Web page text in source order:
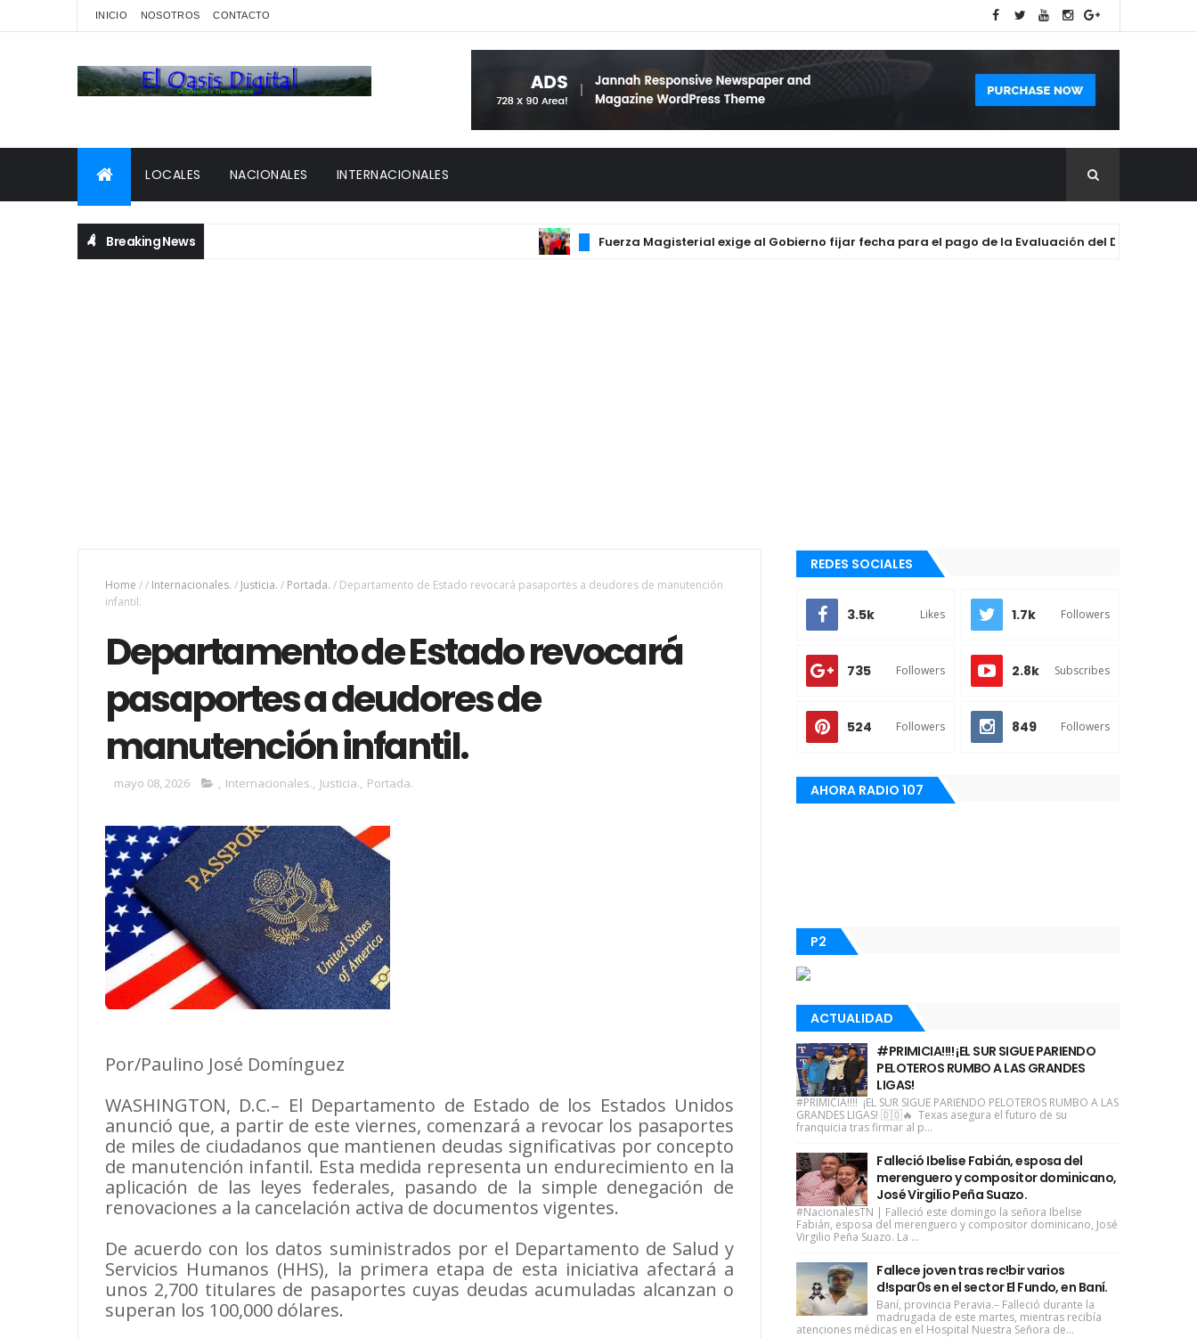
INICIO NOSOTROS CONTACTO
LOCALES NACIONALES INTERNACIONALES
Breaking News Fuerza Magisterial exige al Gobierno fijar fecha para el pago de la Evaluación del Desempeño
Home // Internacionales. / Justicia. / Portada. / Departamento de Estado revocará pasaportes a deudores de manutención
infantil.
Departamento de Estado revocará
pasaportes a deudores de
manutención infantil.
mayo 08, 2026 , Internacionales., Justicia., Portada.
Por/Paulino José Domínguez
WASHINGTON, D.C.– El Departamento de Estado de los Estados Unidos
anunció que, a partir de este viernes, comenzará a revocar los pasaportes
de miles de ciudadanos que mantienen deudas significativas por concepto
de manutención infantil. Esta medida representa un endurecimiento en la
aplicación de las leyes federales, pasando de la simple denegación de
renovaciones a la cancelación activa de documentos vigentes.
De acuerdo con los datos suministrados por el Departamento de Salud y
Servicios Humanos (HHS), la primera etapa de esta iniciativa afectará a
unos 2,700 titulares de pasaportes cuyas deudas acumuladas alcanzan o
superan los 100,000 dólares.
REDES SOCIALES
3.5k Likes 1.7k Followers
735 Followers 2.8k Subscribes
524 Followers 849 Followers
AHORA RADIO 107
P2
ACTUALIDAD
#PRIMICIA!!!! ¡EL SUR SIGUE PARIENDO
PELOTEROS RUMBO A LAS GRANDES
LIGAS!
#PRIMICIA!!!! ¡EL SUR SIGUE PARIENDO PELOTEROS RUMBO A LAS
GRANDES LIGAS! 🇩🇴🔥 Texas asegura el futuro de su
franquicia tras firmar al p...
Falleció Ibelise Fabián, esposa del
merenguero y compositor dominicano,
José Virgilio Peña Suazo.
#NacionalesTN | Falleció este domingo la señora Ibelise
Fabián, esposa del merenguero y compositor dominicano, José
Virgilio Peña Suazo. La ...
Fallece joven tras rec!bir varios
d!spar0s en el sector El Fundo, en Baní.
Baní, provincia Peravia.– Falleció durante la
madrugada de este martes, mientras recibía
atenciones médicas en el Hospital Nuestra Señora de...